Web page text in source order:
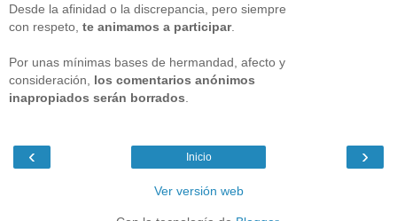
Desde la afinidad o la discrepancia, pero siempre
con respeto, te animamos a participar.
Por unas mínimas bases de hermandad, afecto y
consideración, los comentarios anónimos
inapropiados serán borrados
‹ ›
Inicio
Ver versión web